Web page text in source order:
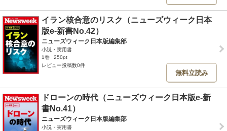
イラン核合意のリスク（ニューズウィーク日本
版e-新書No.42）
ニューズウィーク日本版編集部
小説・実用書
1巻
250pt
レビュー投稿数0件
無料立読み
ドローンの時代（ニューズウィーク日本版e-新
書No.41）
ニューズウィーク日本版編集部
小説・実用書